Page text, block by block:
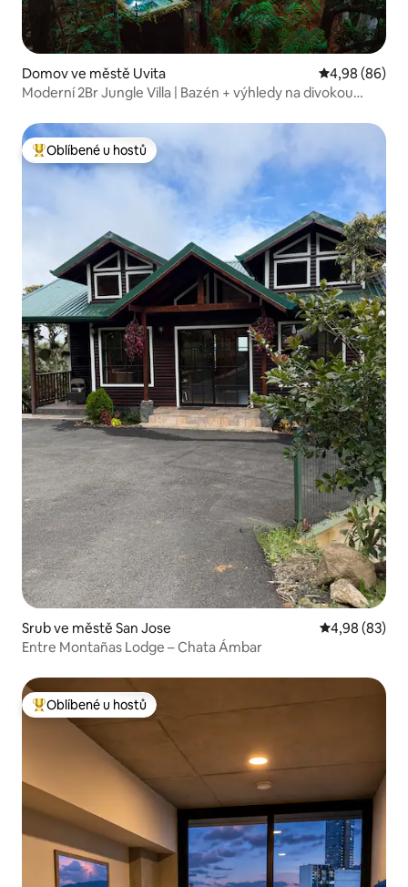
Domov ve městě Uvita Průměrné
4,98 (86)
Moderní 2Br Jungle Villa | Bazén + výhledy na divokou
Nejlepší v kategorii Oblíbené u hostů
Oblíbené u hostů
Srub ve městě San Jose Průměrné
4,98 (83)
Entre Montañas Lodge – Chata Ámbar
Nejlepší v kategorii Oblíbené u hostů
Oblíbené u hostů